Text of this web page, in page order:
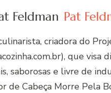
Feldman Pat
criadora do
que
saborosas e livre de
de Cabeça Morre Pela